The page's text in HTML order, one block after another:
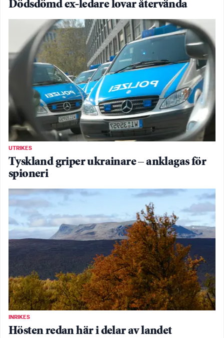
Dödsdömd ex-ledare lovar återvända
UTRIKES
Tyskland griper ukrainare – anklagas för
spioneri
INRIKES
Hösten redan här i delar av landet